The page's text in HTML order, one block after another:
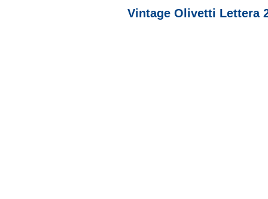
Vintage Olivetti Lettera